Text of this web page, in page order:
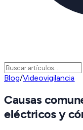
Blog/Videovigilancia
Causas
eléctricos y